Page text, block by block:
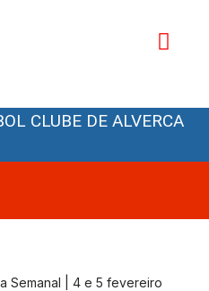
CLUBE DE ALVERCA
Semanal | 4 e 5 fevereiro